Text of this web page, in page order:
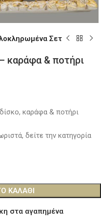
Σετ
καράφα & ποτήρι
καράφα & ποτήρι
δείτε την κατηγορία
ΚΑΛΆΘΙ
στα αγαπημένα